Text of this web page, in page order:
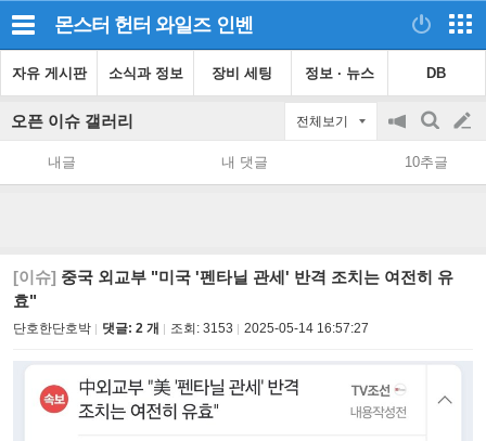
몬스터 헌터 와일즈 인벤
자유 게시판 소식과 정보 장비 세팅 정보 · 뉴스 DB
오픈 이슈 갤러리 전체보기
공
지
on/off
검
색
글
쓰
내글 내 댓글 10추글
[이슈] 중국 외교부 "미국 '펜타닐 관세' 반격 조치는 여전히 유
효"
단호한단호박 댓글: 2 개 조회: 3153 2025-05-14 16:57:27